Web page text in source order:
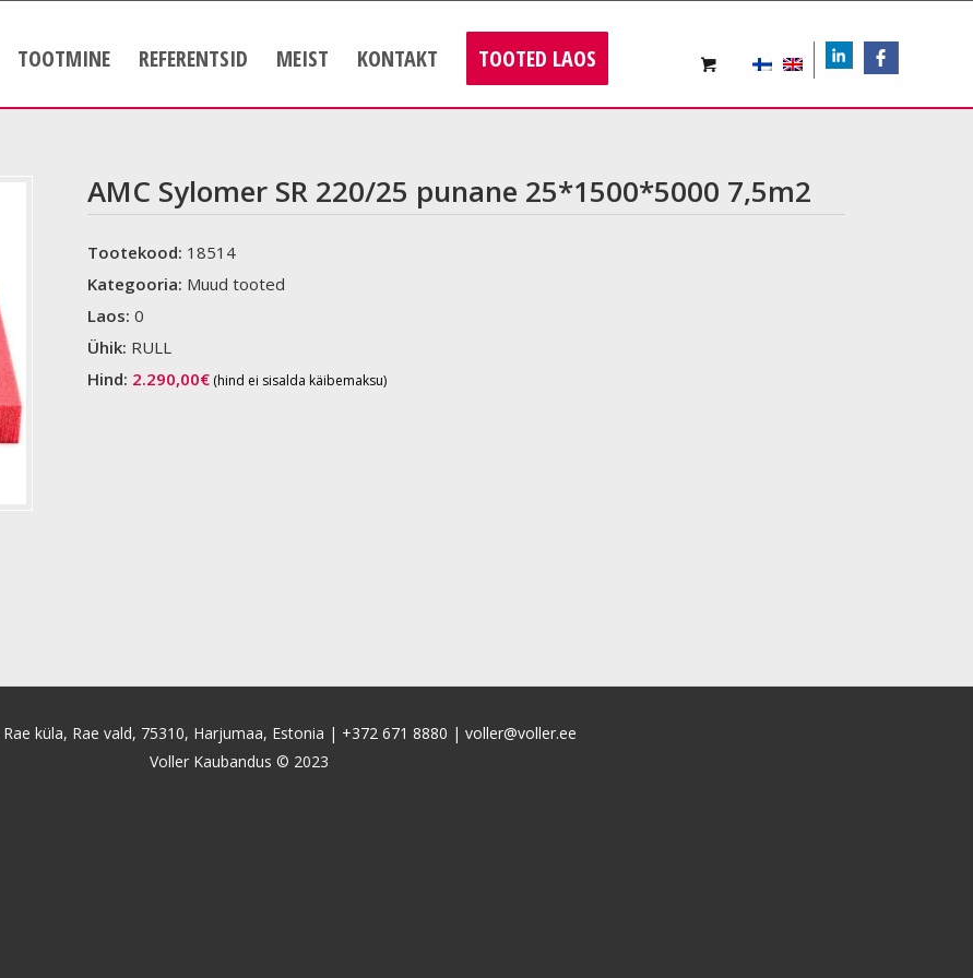
FB
LIn
TOOTMINE REFERENTSID MEIST KONTAKT TOOTED LAOS
AMC Sylomer SR 220/25 punane 25*1500*5000 7,5m2
Tootekood: 18514
Kategooria: Muud tooted
Laos:0
Ühik: RULL
Hind: 2.290,00€ (hind ei sisalda käibemaksu)
küla, Rae vald, 75310, Harjumaa, Estonia | +372 671 8880 | voller@voller.ee
Voller Kaubandus © 2023